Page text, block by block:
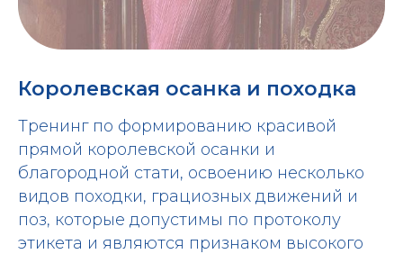
Королевская осанка и походка
Тренинг по формированию красивой
прямой королевской осанки и
благородной стати, освоению несколько
видов походки, грациозных движений и
поз, которые допустимы по протоколу
этикета и являются признаком высокого